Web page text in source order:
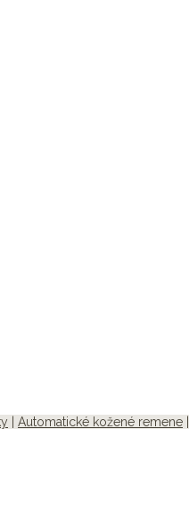
Automatické kožené remene